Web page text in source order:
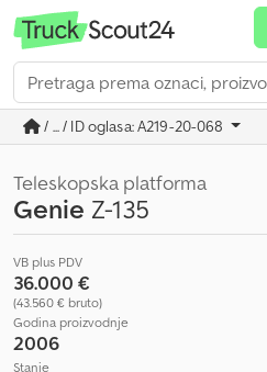
/ ... / ID oglasa: A219-20-068
Teleskopska platforma
Genie Z-135
VB plus PDV
36.000 €
(43.560 € bruto)
Godina proizvodnje
2006
Stanje